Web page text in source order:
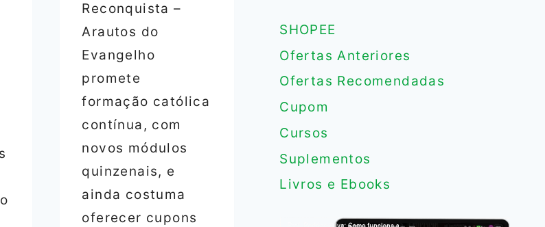
Reconquista –
Arautos do
Evangelho
promete
formação católica
contínua, com
novos módulos
quinzenais, e
ainda costuma
oferecer cupons
SHOPEE
Ofertas Anteriores
Ofertas Recomendadas
Cupom
Cursos
Suplementos
Livros e Ebooks